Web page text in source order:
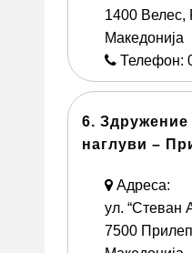
1400 Велес,
Македонија
Телефон:
6. Здружение
наглуви –
Адреса:
ул. “Стеван
7500